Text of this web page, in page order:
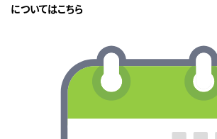
についてはこちら